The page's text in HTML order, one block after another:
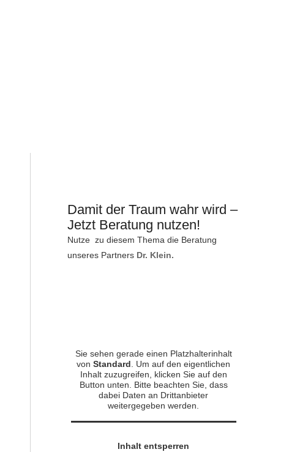
Damit der Traum wahr wird –
Jetzt Beratung nutzen!
Nutze zu diesem Thema die Beratung
unseres Partners Dr. Klein.
Sie sehen gerade einen Platzhalterinhalt
vonStandard. Um auf den eigentlichen
Inhalt zuzugreifen, klicken Sie auf den
Button unten. Bitte beachten Sie, dass
dabei Daten an Drittanbieter
weitergegeben werden.
Inhalt entsperren